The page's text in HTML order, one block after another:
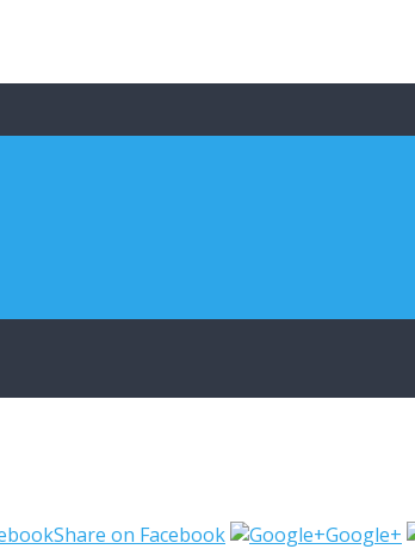
Share on Facebook
Google+